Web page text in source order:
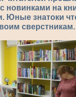
новинками на
Юные знатоки
сверстникам.